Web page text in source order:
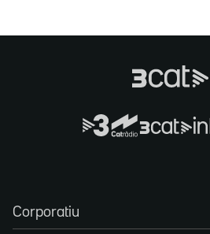
Corporatiu